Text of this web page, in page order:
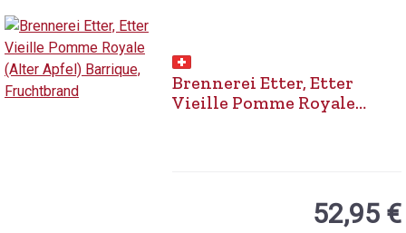
Brennerei Etter, Etter
Vieille Pomme Royale
52,95 €